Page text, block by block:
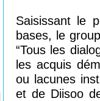
Saisissant le
bases, le
“Tous les
les acquis
ou lacunes
et de Diisoo